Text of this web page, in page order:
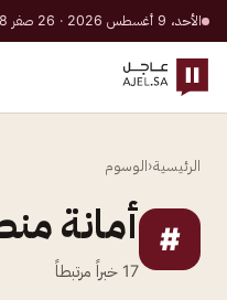
الأحد، 9 أغسطس 2026 · 26 صفر 1448 هـ
الرئيسية‹الوسوم
# أمانة
17 خبراً مرتبطاً